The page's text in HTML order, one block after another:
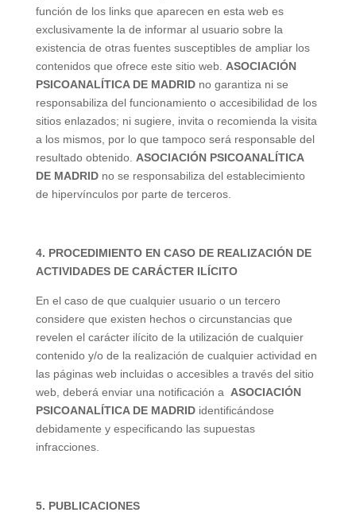
función de los linksque aparecen en esta web es
exclusivamente la de informar al usuario sobre la
existencia de otras fuentes susceptibles de ampliar los
contenidos que ofrece este sitio web. ASOCIACIÓN
PSICOANALÍTICA DE MADRID no garantiza ni se
responsabiliza del funcionamiento o accesibilidad de los
sitios enlazados; ni sugiere, invita o recomienda la visita
a los mismos, por lo que tampoco será responsable del
resultado obtenido. ASOCIACIÓN PSICOANALÍTICA
DE MADRID no se responsabiliza del establecimiento
de hipervínculos por parte de terceros.
4. PROCEDIMIENTO EN CASO DE REALIZACIÓN DE
ACTIVIDADES DE CARÁCTER ILÍCITO
En el caso de que cualquier usuario o un tercero
considere que existen hechos o circunstancias que
revelen el carácter ilícito de la utilización de cualquier
contenido y/o de la realización de cualquier actividad en
las páginas web incluidas o accesibles a través del sitio
web, deberá enviar una notificación a ASOCIACIÓN
PSICOANALÍTICA DE MADRIDidentificándose
debidamente y especificando las supuestas
infracciones.
5. PUBLICACIONES